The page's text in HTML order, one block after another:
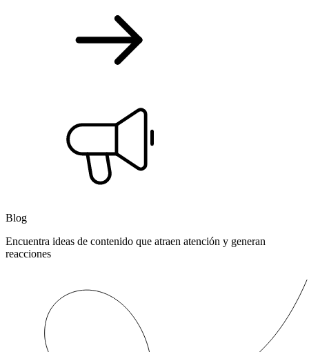
Blog
Encuentra ideas de contenido que atraen atención y generan
reacciones